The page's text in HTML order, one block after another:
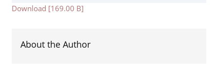
Download [169.00 B]
About the Author